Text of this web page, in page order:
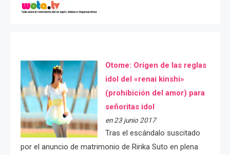
Otome: Orígen de las reglas
idol del «renai kinshi»
(prohibición del amor) para
señoritas idol
en 23 junio 2017
Tras el escándalo suscitado
por el anuncio de matrimonio de Ririka Suto en plena